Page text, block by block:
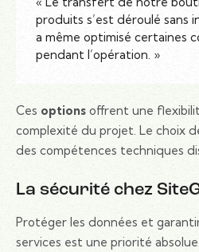
produits s’est déroulé sans
a même optimisé certaines
pendant l’opération. »
Ces options offrent une
complexité du projet. Le choix
des compétences techniques
La sécurité chez
Protéger les données et
services est une priorité